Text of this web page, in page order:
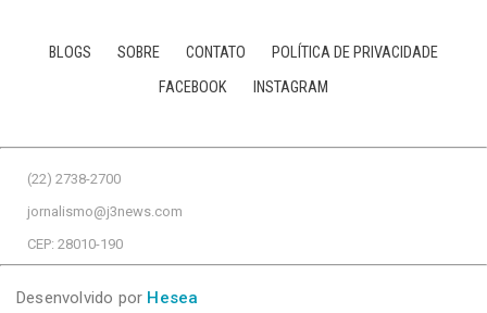
BLOGS SOBRE CONTATO
POLÍTICA DE PRIVACIDADE
FACEBOOK
INSTAGRAM
(22) 2738-2700
jornalismo@j3news.com
CEP: 28010-190
Desenvolvido por Hesea